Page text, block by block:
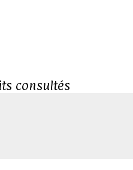
consultés